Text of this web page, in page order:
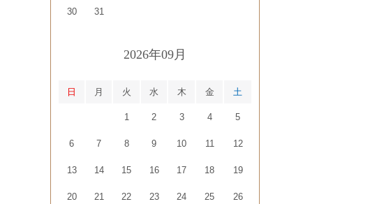
30 31
2026年09月
日 月 火 水 木 金 土
1 2 3 4 5
6 7 8 9 10 11 12
13 14 15 16 17 18 19
20 21 22 23 24 25 26